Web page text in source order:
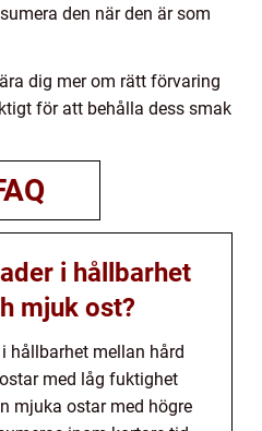
den när den är som
dig mer om rätt förvaring
för att behålla dess smak
i hållbarhet
mjuk ost?
hållbarhet mellan hård
med låg fuktighet
mjuka ostar med högre